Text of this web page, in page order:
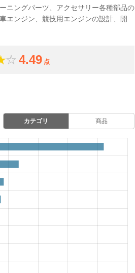
ニングパーツ、アクセサリー各種部品の
エンジン、競技用エンジンの設計、開
4.49 点
カテゴリ 商品